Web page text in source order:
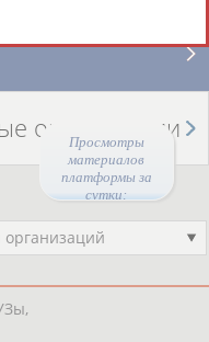
Просмотры
материалов
платформы за
сутки:
организации